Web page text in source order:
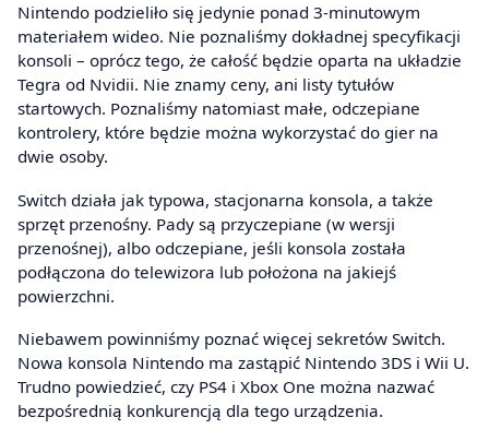
Nintendo podzieliło się jedynie ponad 3-minutowym
materiałem wideo. Nie poznaliśmy dokładnej specyfikacji
konsoli – oprócz tego, że całość będzie oparta na układzie
Tegra od Nvidii. Nie znamy ceny, ani listy tytułów
startowych. Poznaliśmy natomiast małe, odczepiane
kontrolery, które będzie można wykorzystać do gier na
dwie osoby.
Switch działa jak typowa, stacjonarna konsola, a także
sprzęt przenośny. Pady są przyczepiane (w wersji
przenośnej), albo odczepiane, jeśli konsola została
podłączona do telewizora lub położona na jakiejś
powierzchni.
Niebawem powinniśmy poznać więcej sekretów Switch.
Nowa konsola Nintendo ma zastąpić Nintendo 3DS i Wii U.
Trudno powiedzieć, czy PS4 i Xbox One można nazwać
bezpośrednią konkurencją dla tego urządzenia.